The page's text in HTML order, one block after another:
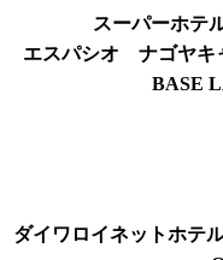
スーパーホテ
エスパシオ ナゴヤキ
BASE
ダイワロイネットホテ